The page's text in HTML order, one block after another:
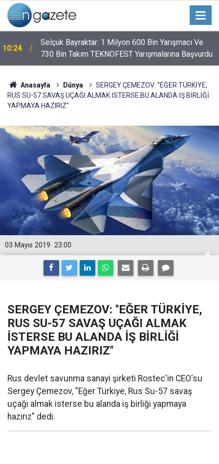
10:24
Selçuk Bayraktar: 1 Milyon 600 Bin Yarışmacı Ve
730 Bin Takım TEKNOFEST Yarışmalarına Başvurdu
Anasayfa Dünya
SERGEY ÇEMEZOV: ''EĞER TÜRKİYE,
RUS SU-57 SAVAŞ UÇAĞI ALMAK İSTERSE BU ALANDA İŞ BİRLİĞİ
YAPMAYA HAZIRIZ''
23:00
03 Mayıs 2019
SERGEY ÇEMEZOV: ''EĞER TÜRKİYE,
RUS SU-57 SAVAŞ UÇAĞI ALMAK
İSTERSE BU ALANDA İŞ BİRLİĞİ
YAPMAYA HAZIRIZ''
Rus devlet savunma sanayi şirketi Rostec'in CEO'su
Sergey Çemezov, "Eğer Türkiye, Rus Su-57 savaş
uçağı almak isterse bu alanda iş birliği yapmaya
hazırız" dedi.